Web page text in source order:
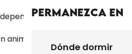
Permanezca en
Dónde dormir
animales